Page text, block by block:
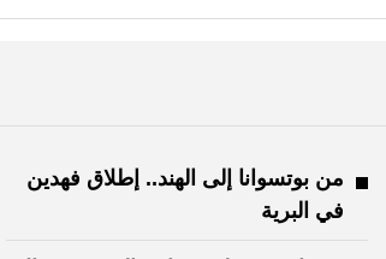
من بوتسوانا إلى الهند.. إطلاق فهدين
في البرية